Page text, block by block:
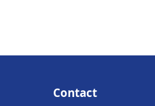
Contact